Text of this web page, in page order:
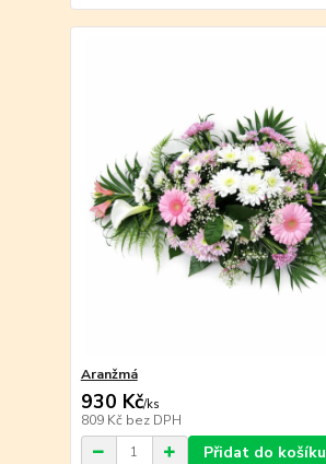
Aranžmá
930 Kč/ks
809 Kč bez DPH
Přidat do košíku